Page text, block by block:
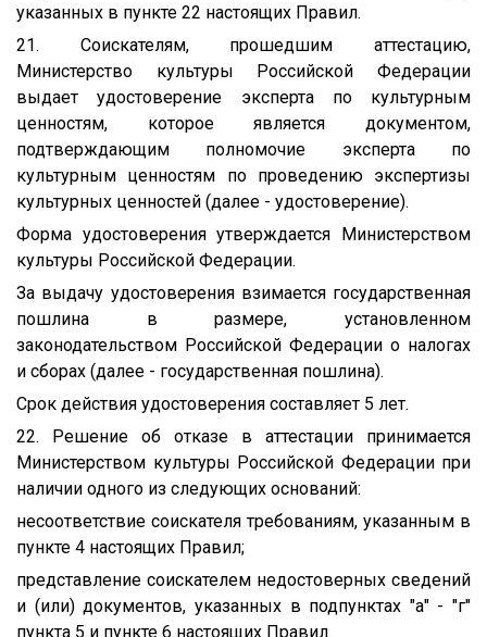
указанных в пункте 22 настоящих Правил.
21. Соискателям, прошедшим аттестацию,
Министерство культуры Российской Федерации
выдает удостоверение эксперта по культурным
ценностям, которое является документом,
подтверждающим полномочие эксперта по
культурным ценностям по проведению экспертизы
культурных ценностей (далее - удостоверение).
Форма удостоверения утверждается Министерством
культуры Российской Федерации.
За выдачу удостоверения взимается государственная
пошлина в размере, установленном
законодательством Российской Федерации о налогах
и сборах (далее - государственная пошлина).
Срок действия удостоверения составляет 5 лет.
22. Решение об отказе в аттестации принимается
Министерством культуры Российской Федерации при
наличии одного из следующих оснований:
несоответствие соискателя требованиям, указанным в
пункте 4 настоящих Правил;
представление соискателем недостоверных сведений
и (или) документов, указанных в подпунктах "а" - "г"
пункта 5 и пункте 6 настоящих Правил.